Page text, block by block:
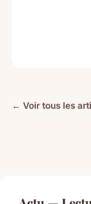
← Voir tous les